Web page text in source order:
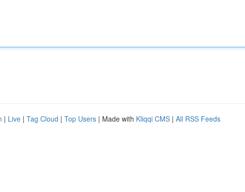
| Live | Tag Cloud | Top Users | Made with Kliqqi CMS | All RSS Feeds